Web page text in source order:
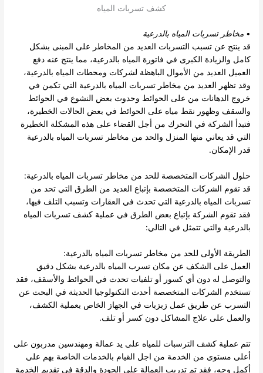
كشف تسربات المياه
•مخاطر تسربات المياه بالدرعية
قد ينتج عن تسبب التسربات العديد من المخاطر على المبنى بشكل
كامل والزيادة الكبرى في فاتورة المياه بالدرعية، مما ينتج عنه دفع
العميل العديد من الأموال الباهظة لشركات ومحطات المياه بالدرعية،
وقد تظهر العديد من مخاطر تسربات المياه بالدرعية التي تكمن في
خروج الدهانات من على الحوائط وحدوث بعض النشوع في الحوائط
والسقف وظهور نقط مياه على الحوائط في بعض الحالات الخطيرة،
فتبدأ الشركة في التحرك من أجل القضاء على هذه المشكلة الخطيرة
التي قد يعاني منها المنزل والحد من مخاطر تسربات المياه بالدرعية
قدر الإمكان.
حلول الشركات المتخصصة للحد من مخاطر تسربات المياه بالدرعية:
قد تقوم الشركات المتخصصة بإتباع العديد من الطرق التي تحد من
تسربات المياه بالدرعية التي تحدث في العقارات وتسبب التلف فيها،
فقد تقوم الشركة بإتباع بعض الطرق في عملية كشف تسربات المياه
بالدرعية والتي تتمثل في التالي:
الطريقة الأولى للحد من مخاطر تسربات المياه بالدرعية:
العمل على الشكف عن مكان تسرب المياه بالدرعية بشكل دقيق
والتوصل له دون أي كسور أو تلفيات تحدث في الحوائط والأسقف، فقد
تستخدم الشركات المتخصصة أحدث التكنولوجيا الحديثة في البحث عن
التسرب عن طريق عمل زبزبات في الجهاز الخاص بعملية الكشف،
والعمل على علاج المشاكل دون كسر أو تلف.
تتم عملية كشف الترسبات للمياه على يد عمالة ومهندسين مدربون على
أعلى مستوى من الخدمة من اجل القيام بالخدمات الخاصة بهم على
أكمل وجه، فقد تم تدريب العمالة على الجودة والدقة في تقديم الخدمة